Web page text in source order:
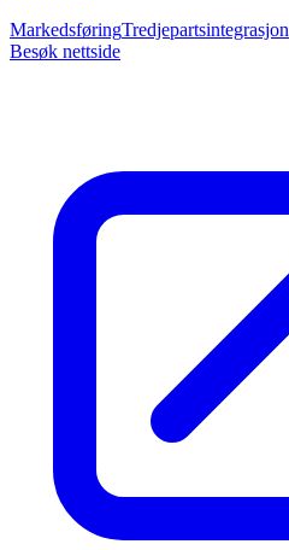
MarkedsføringTredjepartsintegrasjon
Besøk nettside